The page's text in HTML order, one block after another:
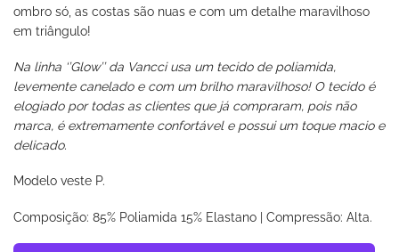
ombro só, as costas são nuas e com um detalhe maravilhoso
em triângulo!
Na linha ‘’Glow’’ da Vancci usa um tecido de poliamida,
levemente canelado e com um brilho maravilhoso! O tecido é
elogiado por todas as clientes que já compraram, pois não
marca, é extremamente confortável e possui um toque macio e
delicado.
Modelo veste P.
Composição: 85% Poliamida 15% Elastano | Compressão: Alta.